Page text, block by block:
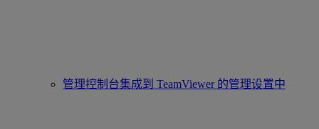
管理控制台集成到 TeamViewer 的管理设置中